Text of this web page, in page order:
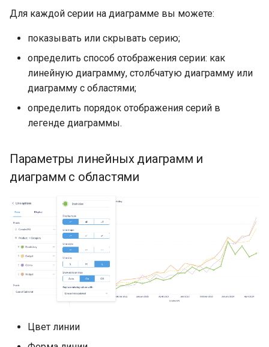
Для каждой серии на диаграмме вы можете:
показывать или скрывать серию;
определить способ отображения серии: как
линейную диаграмму, столбчатую диаграмму или
диаграмму с областями;
определить порядок отображения серий в
легенде диаграммы.
Параметры линейных диаграмм и
диаграмм с областями
Цвет линии